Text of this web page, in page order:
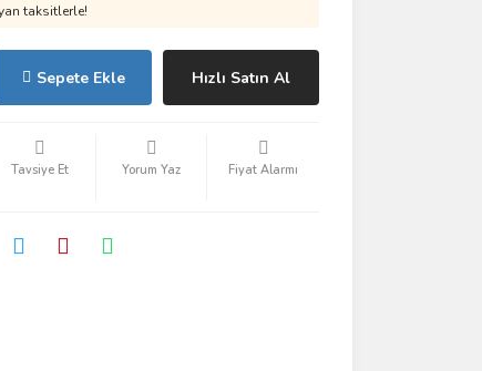
taksitlerle!
Sepete Ekle Hızlı Satın Al
Tavsiye Et Yorum Yaz Fiyat Alarmı